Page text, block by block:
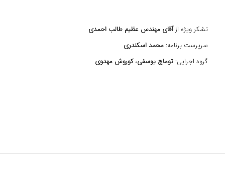
تشکر ویژه ازآقای مهندس عظیم طالب احمدی
سرپرست برنامه: محمد اسکندری
گروه اجرایی: توماچ یوسفی،کوروش مهدوی